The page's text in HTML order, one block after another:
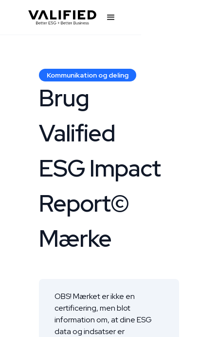
Kommunikation og deling
Brug
Valified
ESG Impact
Report©
Mærke
OBS! Mærket er ikke en
certificering, men blot
information om, at dine ESG
data og indsatser er